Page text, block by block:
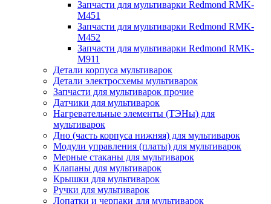
Запчасти для мультиварки Redmond RMK-
M451
Запчасти для мультиварки Redmond RMK-
M452
Запчасти для мультиварки Redmond RMK-
M911
Детали корпуса мультиварок
Детали электросхемы мультиварок
Запчасти для мультиварок прочие
Датчики для мультиварок
Нагревательные элементы (ТЭНы) для
мультиварок
Дно (часть корпуса нижняя) для мультиварок
Модули управления (платы) для мультиварок
Мерные стаканы для мультиварок
Клапаны для мультиварок
Крышки для мультиварок
Ручки для мультиварок
Лопатки и черпаки для мультиварок